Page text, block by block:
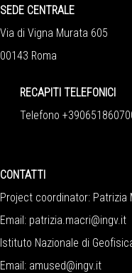
SEDE CENTRALE
Via di Vigna Murata 605
00143 Roma
RECAPITI TELEFONICI
Telefono
CONTATTI
Project coordinator: Patrizia
Email: patrizia.macri@ingv.it
Istituto Nazionale di
Email: amused@ingv.it